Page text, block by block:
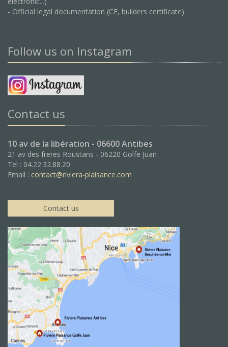
- Official legal documentation (CE, builders certificate)
Follow us on Instagram
Contact us
10 av de la libération - 06600 Antibes
21 av des freres Roustans - 06220 Golfe Juan
Tel : 04.22.32.88.20
Email : contact@riviera-plaisance.com
Contact us